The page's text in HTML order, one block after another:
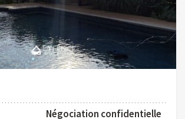
Négociation confidentielle